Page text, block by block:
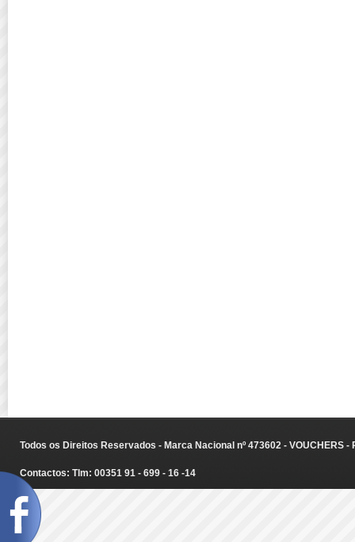
Todos os Direitos Reservados - Marca Nacional nº 473602 - VOUCHERS
Contactos: Tlm: 00351 91 - 699 - 16 -14